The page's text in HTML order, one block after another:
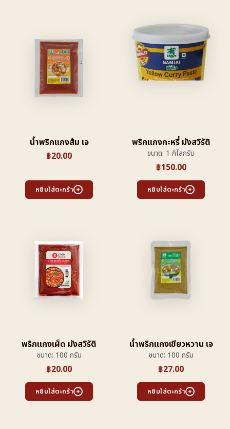
น้ำพริกแกงส้ม เจ
฿20.00
หยิบใส่ตะกร้า
พริกแกงกะหรี่ มังสวิรัติ
ขนาด: 1 กิโลกรัม
฿150.00
หยิบใส่ตะกร้า
พริกแกงเผ็ด มังสวิรัติ
ขนาด: 100 กรัม
฿20.00
หยิบใส่ตะกร้า
น้ำพริกแกงเขียวหวาน เจ
ขนาด: 100 กรัม
฿27.00
หยิบใส่ตะกร้า